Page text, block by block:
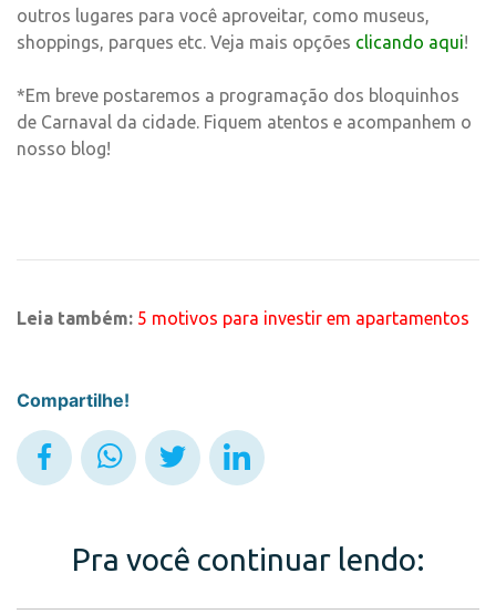
outros lugares para você aproveitar, como museus,
shoppings, parques etc. Veja mais opções clicando aqui!
*Em breve postaremos a programação dos bloquinhos
de Carnaval da cidade. Fiquem atentos e acompanhem o
nosso blog!
Leia também: 5 motivos para investir em apartamentos
Compartilhe!
Pra você continuar lendo: